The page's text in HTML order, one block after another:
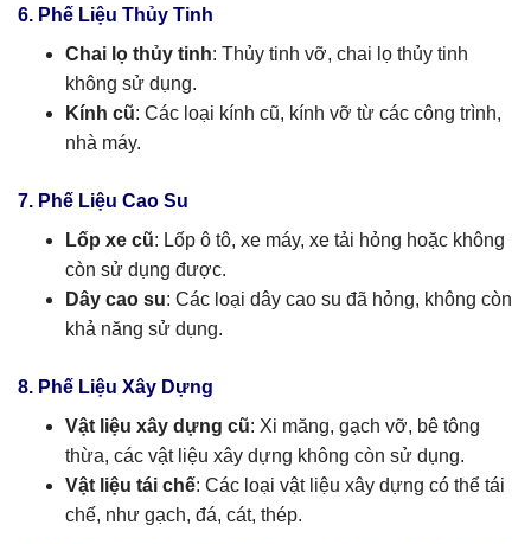
6. Phế Liệu Thủy Tinh
Chai lọ thủy tinh: Thủy tinh vỡ, chai lọ thủy tinh
không sử dụng.
Kính cũ: Các loại kính cũ, kính vỡ từ các công trình,
nhà máy.
7. Phế Liệu Cao Su
Lốp xe cũ: Lốp ô tô, xe máy, xe tải hỏng hoặc không
còn sử dụng được.
Dây cao su: Các loại dây cao su đã hỏng, không còn
khả năng sử dụng.
8. Phế Liệu Xây Dựng
Vật liệu xây dựng cũ: Xi măng, gạch vỡ, bê tông
thừa, các vật liệu xây dựng không còn sử dụng.
Vật liệu tái chế: Các loại vật liệu xây dựng có thể tái
chế, như gạch, đá, cát, thép.